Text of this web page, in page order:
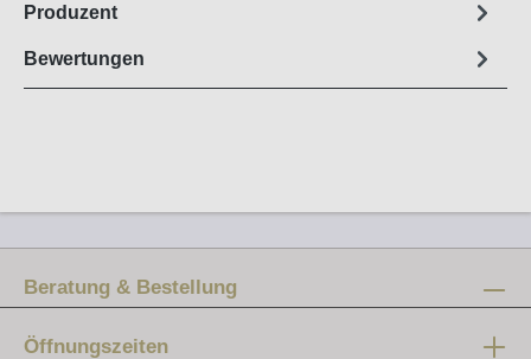
Produzent
Bewertungen
Beratung & Bestellung
Öffnungszeiten